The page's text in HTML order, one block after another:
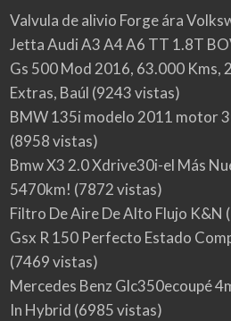
Valvula de alivio Forge ára
Jetta Audi A3 A4 A6 TT 1.8T
Gs 500 Mod 2016, 63.000 Kms,
Extras, Baúl (9243 vistas)
BMW 135i modelo 2011 motor
(8958 vistas)
Bmw X3 2.0 Xdrive30i-el Más
5470km! (7872 vistas)
Filtro De Aire De Alto Flujo K&N
Gsx R 150 Perfecto Estado
(7469 vistas)
Mercedes Benz Glc350ecoupé
In Hybrid (6985 vistas)